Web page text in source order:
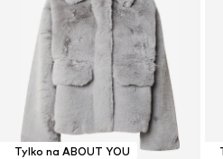
Tylko na ABOUT YOU